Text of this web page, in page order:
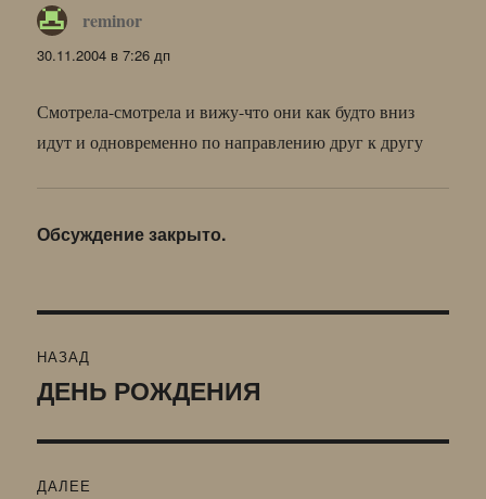
reminor
30.11.2004 в 7:26 дп
Смотрела-смотрела и вижу-что они как будто вниз
идут и одновременно по направлению друг к другу
Обсуждение закрыто.
по
НАЗАД
Предыдущая
ДЕНЬ РОЖДЕНИЯ
ДАЛЕЕ